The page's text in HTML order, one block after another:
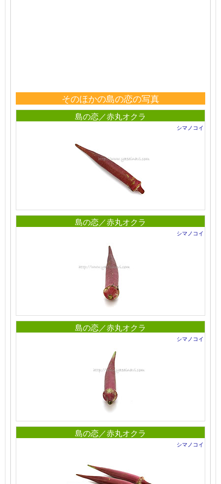
そのほかの島の恋の写真
島の恋／赤丸オクラ
シマノコイ
島の恋／赤丸オクラ
シマノコイ
島の恋／赤丸オクラ
シマノコイ
島の恋／赤丸オクラ
シマノコイ